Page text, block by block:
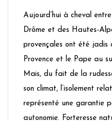
Aujourd’hui à cheval
Drôme et des Hautes-
provençales ont été jadis
Provence et le Pape au
Mais, du fait de la
son climat, l’isolement
représenté une garantie
autonomie. Forteresse